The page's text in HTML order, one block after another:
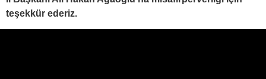
teşekkür ederiz.